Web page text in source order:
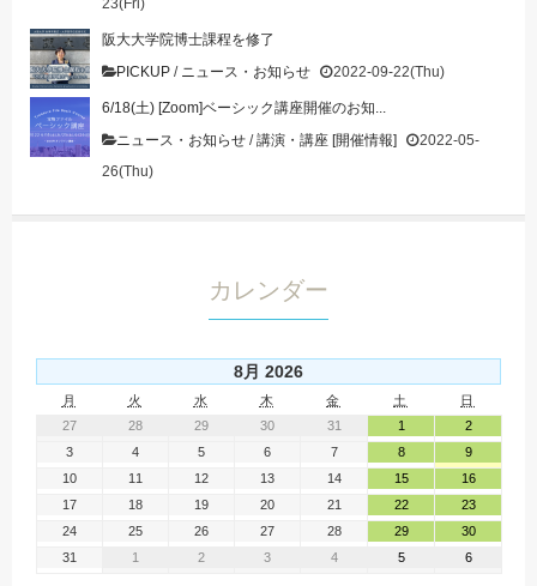
23(Fri)
阪大大学院博士課程を修了
PICKUP / ニュース・お知らせ 2022-09-22(Thu)
6/18(土) [Zoom]ベーシック講座開催のお知...
ニュース・お知らせ /講演・講座 [開催情報]
2022-05-
26(Thu)
カレンダー
8月 2026
月 火 水 木 金 土
日
27
28 29 30 31 1
2
3
4 5 6 7 8
9
10
11 12 13 14 15
16
17
18 19 20 21 22
23
24
25 26 27 28 29
30
31
1 2 3 4 5 6